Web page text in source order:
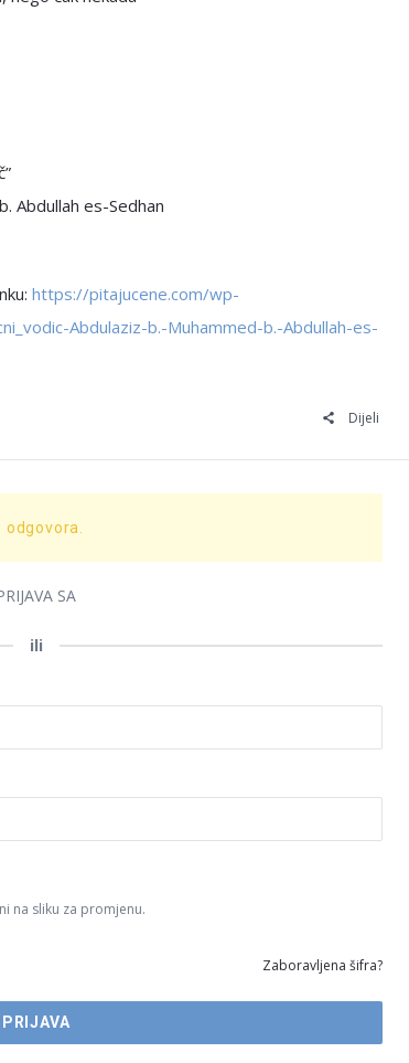
Abdullah es-Sedhan
https://pitajucene.com/wp-
Abdulaziz-b.-Muhammed-b.-Abdullah-es-
Dijeli
SA
ili
na sliku za promjenu.
Zaboravljena šifra?